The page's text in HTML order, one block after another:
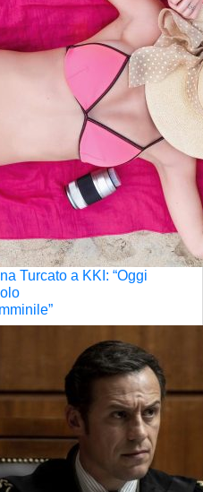
Turcato a KKI: “Oggi